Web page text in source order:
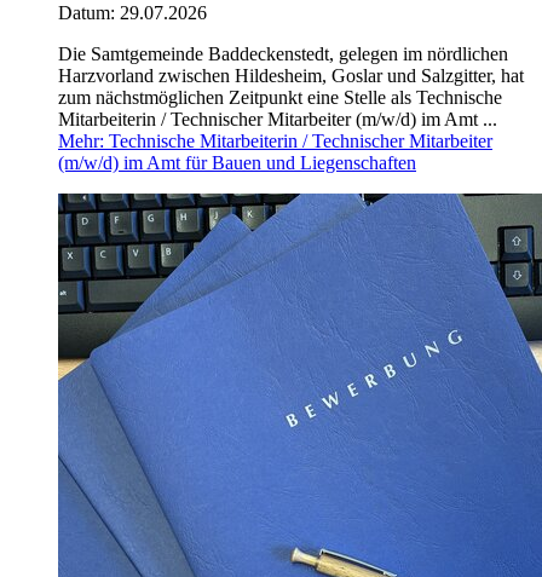
Datum: 29.07.2026
Die Samtgemeinde Baddeckenstedt, gelegen im nördlichen
Harzvorland zwischen Hildesheim, Goslar und Salzgitter, hat
zum nächstmöglichen Zeitpunkt eine Stelle als Technische
Mitarbeiterin / Technischer Mitarbeiter (m/w/d) im Amt ...
Mehr: Technische Mitarbeiterin / Technischer Mitarbeiter
(m/w/d) im Amt für Bauen und Liegenschaften